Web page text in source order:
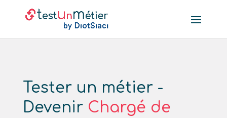
Tester un métier -
Devenir Chargé de